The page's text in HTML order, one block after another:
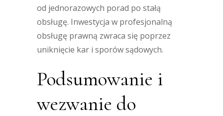
od jednorazowych porad po stałą
obsługę. Inwestycja w profesjonalną
obsługę prawną zwraca się poprzez
uniknięcie kar i sporów sądowych.
Podsumowanie i
wezwanie do